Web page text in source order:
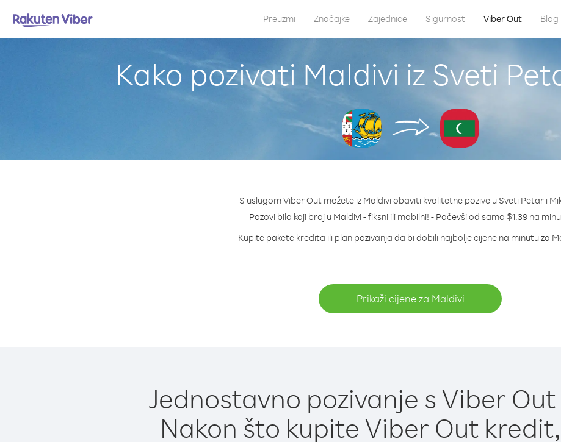
Preuzmi Značajke Zajednice Sigurnost Viber Out Blog
Kako pozivati Maldivi iz Sveti
S uslugom Viber Out možete iz Maldivi obaviti kvalitetne pozive u Sveti Petar i
Pozovi bilo koji broj u Maldivi - fiksni ili mobilni! - Počevši od samo $1.39 na
Kupite pakete kredita ili plan pozivanja da bi dobili najbolje cijene na minutu za
Prikaži cijene za Maldivi
Jednostavno pozivanje s Viber
Nakon što kupite Viber Out